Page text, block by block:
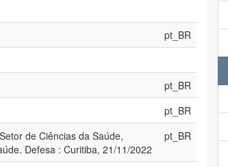
pt_BR
pt_BR
pt_BR
de Ciências da Saúde,
Defesa : Curitiba, 21/11/2022
pt_BR